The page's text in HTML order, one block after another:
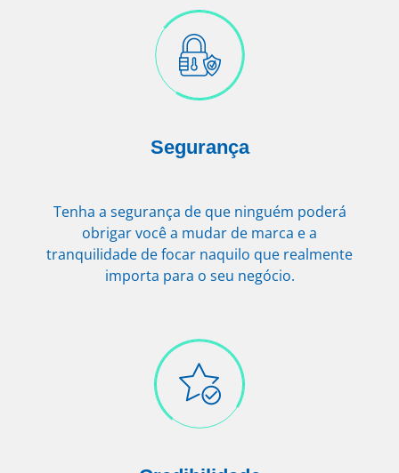
Segurança
Tenha a segurança de que ninguém poderá
obrigar você a mudar de marca e a
tranquilidade de focar naquilo que realmente
importa para o seu negócio.